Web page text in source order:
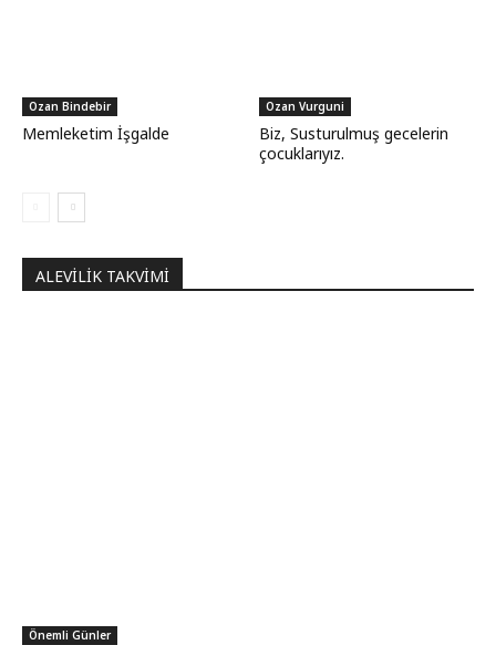
Ozan Bindebir
Memleketim İşgalde
Ozan Vurguni
Biz, Susturulmuş gecelerin
çocuklarıyız.
ALEVILIK TAKVIMI
Önemli Günler